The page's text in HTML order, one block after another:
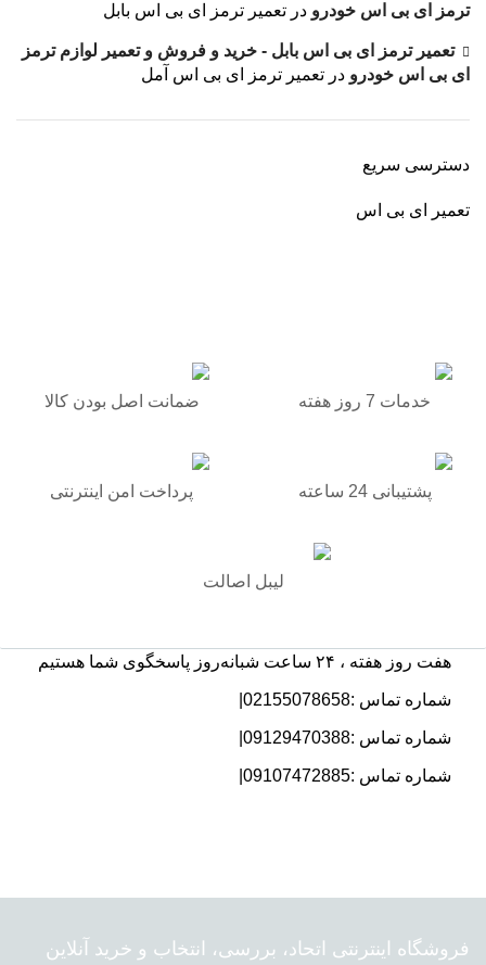
ترمز ای بی اس خودرو در تعمیر ترمز ای بی اس بابل
تعمیر ترمز ای بی اس بابل - خرید و فروش و تعمیر لوازم ترمز
ای بی اس خودرو در تعمیر ترمز ای بی اس آمل
دسترسی سریع
تعمیر ای بی اس
ضمانت اصل بودن کالا خدمات 7 روز هفته
پرداخت امن اینترنتی پشتیبانی 24 ساعته
لیبل اصالت
هفت روز هفته ، ۲۴ ساعت شبانه‌روز پاسخگوی شما هستیم
شماره تماس :02155078658|
شماره تماس :09129470388|
شماره تماس :09107472885|
فروشگاه اینترنتی اتحاد، بررسی، انتخاب و خرید آنلاین